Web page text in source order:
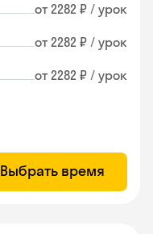
от 2282 ₽ / урок
от 2282 ₽ / урок
от 2282 ₽ / урок
Выбрать время